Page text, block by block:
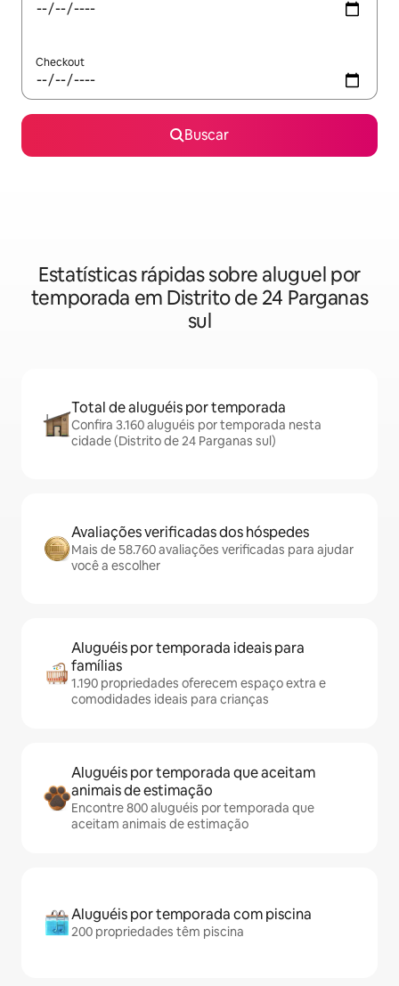
Checkout
Buscar
Estatísticas rápidas sobre aluguel por
temporada em Distrito de 24 Parganas
sul
Total de aluguéis por temporada
Confira 3.160 aluguéis por temporada nesta
cidade (Distrito de 24 Parganas sul)
Avaliações verificadas dos hóspedes
Mais de 58.760 avaliações verificadas para ajudar
você a escolher
Aluguéis por temporada ideais para
famílias
1.190 propriedades oferecem espaço extra e
comodidades ideais para crianças
Aluguéis por temporada que aceitam
animais de estimação
Encontre 800 aluguéis por temporada que
aceitam animais de estimação
Aluguéis por temporada com piscina
200 propriedades têm piscina